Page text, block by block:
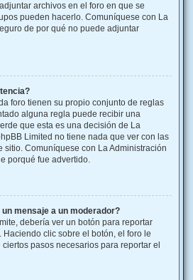
archivos en el foro en que se
pueden hacerlo. Comuníquese con La
de por qué no puede adjuntar
foro tienen su propio conjunto de reglas
alguna regla puede recibir una
que esta es una decisión de La
Limited no tiene nada que ver con las
sitio. Comuníquese con La Administración
porqué fue advertido.
mensaje a un moderador?
debería ver un botón para reportar
clic sobre el botón, el foro le
ciertos pasos necesarios para reportar el